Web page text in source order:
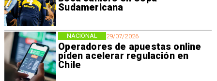
Sudamericana
29/07/2026
Operadores de apuestas online
piden acelerar regulación en
Chile
NACIONAL